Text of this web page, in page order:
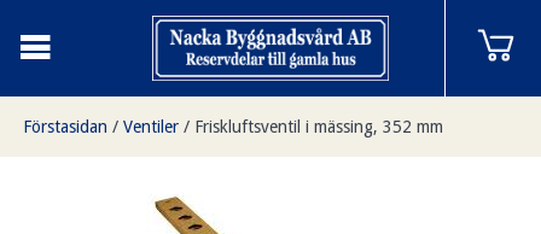
Förstasidan / Ventiler / Friskluftsventil i mässing, 352 mm